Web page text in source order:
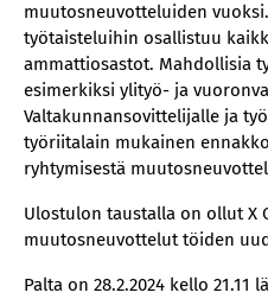
muutosneuvotteluiden
työtaisteluihin osallistuu
ammattiosastot. Mahdollisia
esimerkiksi ylityö- ja
Valtakunnansovittelijalle ja
työriitalain mukainen
ryhtymisestä
Ulostulon taustalla on ollut X
muutosneuvottelut töiden
Palta on 28.2.2024 kello 21.11